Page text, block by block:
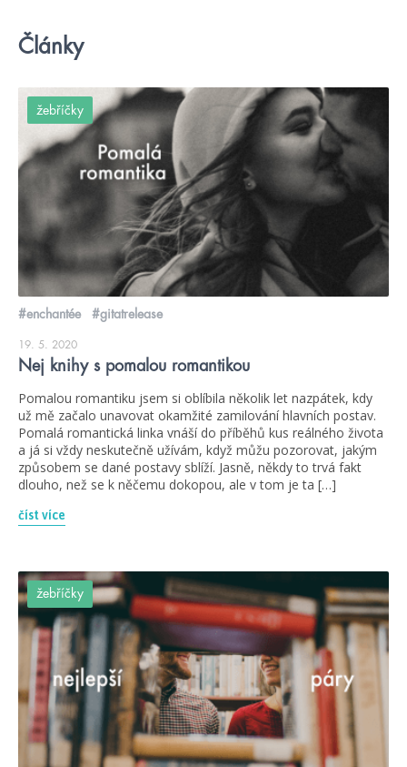
Články
žebříčky
#enchantée #gitatrelease
19. 5. 2020
Nej knihy s pomalou romantikou
Pomalou romantiku jsem si oblíbila několik let nazpátek, kdy
už mě začalo unavovat okamžité zamilování hlavních postav.
Pomalá romantická linka vnáší do příběhů kus reálného života
a já si vždy neskutečně užívám, když můžu pozorovat, jakým
způsobem se dané postavy sblíží. Jasně, někdy to trvá fakt
dlouho, než se k něčemu dokopou, ale v tom je ta […]
číst více
žebříčky